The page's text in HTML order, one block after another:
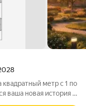
метр с 1 по
ваша новая история 1.